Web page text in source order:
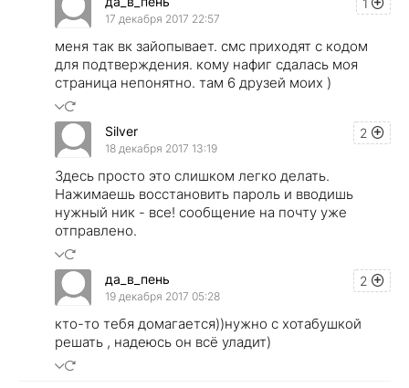
1
17 декабря 2017 22:57
меня так вк зайопывает. смс приходят с кодом
для подтверждения. кому нафиг сдалась моя
страница непонятно. там 6 друзей моих )
2
Silver
18 декабря 2017 13:19
Здесь просто это слишком легко делать.
Нажимаешь восстановить пароль и вводишь
нужный ник - все! сообщение на почту уже
отправлено.
2
да_в_пень
19 декабря 2017 05:28
кто-то тебя домагается))нужно с хотабушкой
решать , надеюсь он всё уладит)